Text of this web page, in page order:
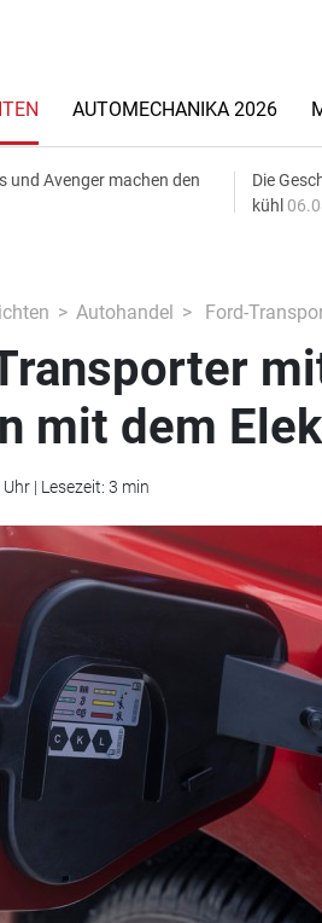
AUTOMECHANIKA 2026
und Avenger machen den
Die
kühl
Autohandel Ford-
mit dem
| Lesezeit: 3 min